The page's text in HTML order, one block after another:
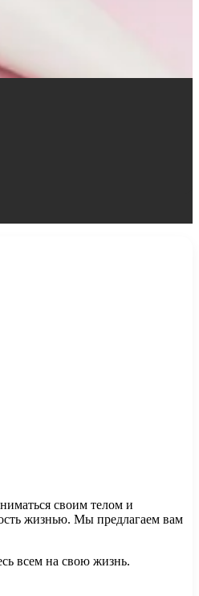
своим телом и
жизнью. Мы предлагаем вам
всем на свою жизнь.